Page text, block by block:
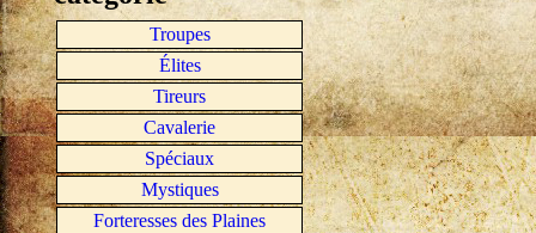
Troupes
Élites
Tireurs
Cavalerie
Spéciaux
Mystiques
Forteresses des Plaines